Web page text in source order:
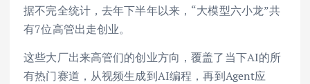
据不完全统计，去年下半年以来，“大模型六小龙”共
有7位高管出走创业。
这些大厂出来高管们的创业方向，覆盖了当下AI的所
有热门赛道，从视频生成到AI编程，再到Agent应